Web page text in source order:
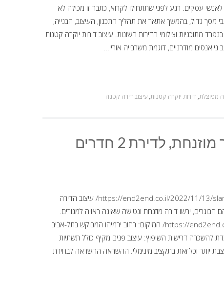
עסקים. רגע לפני שתתחילו לקרוא, כתבה זו מכילה לא
מסך גדול, בהמשך אתאר את תהליך התכנון, העיצוב, הבנייה,
מתוכניות וצילומי הדירות השונות. עיצוב דירות יוקרה קטנות
ניואנסים מודרניים, דוגמת משרבייה אוריי...
מפוצלת, דירות יוקרה קטנות,עיצוב דירה קטנה
עיצוב דירה בתל-אביב – מדירת חדר מוזנחת, לדירת 2 חדרים
הדירה - עיצוב דירה בתל-אביב https://end2end.co.il/2022/11/13/slant-apartment/ עיצוב הדירה
הבוגרים, ירשו דירה מוזנחת ונטושה שאינה ראויה למגורים.
https://end2end.co.il/2021/08/05/tinyluxuryapartments/ המיקום: רחוב ירמיהו המבוקש בתל-אביב
מ"ר הדיירים: מיועדת להשכרה דרישות השיפוץ: עיצוב פנים מקיף כולל תשתיות
יותר וכל זאת בתקציב מינימלי. ההשראה ההשראה לבחירת